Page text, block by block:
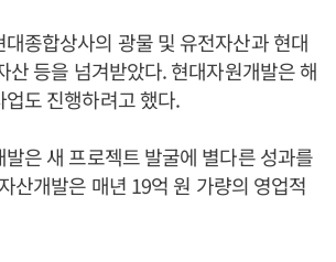
종합상사의 광물 및 유전자산과 현대
산 등을 넘겨받았다. 현대자원개발은 해
도 진행하려고 했다.
은 새 프로젝트 발굴에 별다른 성과를
산개발은 매년 19억 원 가량의 영업적